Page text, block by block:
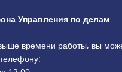
Управления по делам
времени работы, вы